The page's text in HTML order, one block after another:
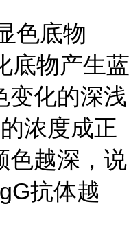
色底物
底物产生蓝
变化的深浅
浓度成正
色越深，说
抗体越